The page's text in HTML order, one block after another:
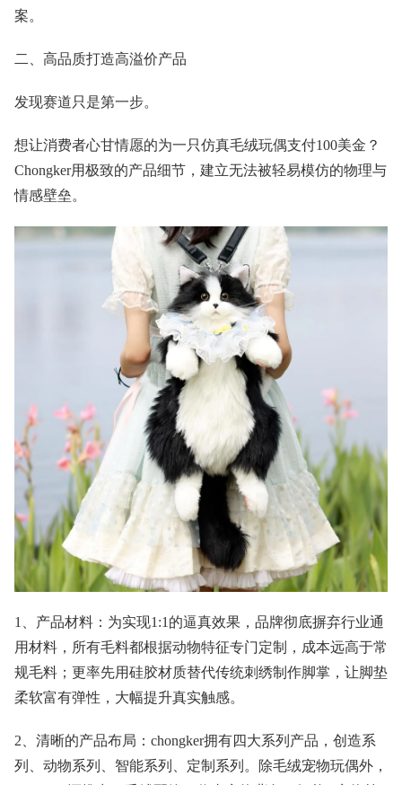
案。
二、高品质打造高溢价产品
发现赛道只是第一步。
想让消费者心甘情愿的为一只仿真毛绒玩偶支付100美金？
Chongker用极致的产品细节，建立无法被轻易模仿的物理与
情感壁垒。
1、产品材料：为实现1:1的逼真效果，品牌彻底摒弃行业通
用材料，所有毛料都根据动物特征专门定制，成本远高于常
规毛料；更率先用硅胶材质替代传统刺绣制作脚掌，让脚垫
柔软富有弹性，大幅提升真实触感。
2、清晰的产品布局：chongker拥有四大系列产品，创造系
列、动物系列、智能系列、定制系列。除毛绒宠物玩偶外，